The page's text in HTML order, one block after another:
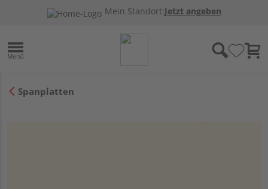
Mein Standort:Jetzt angeben
Spanplatten